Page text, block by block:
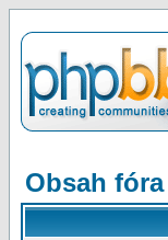
Obsah